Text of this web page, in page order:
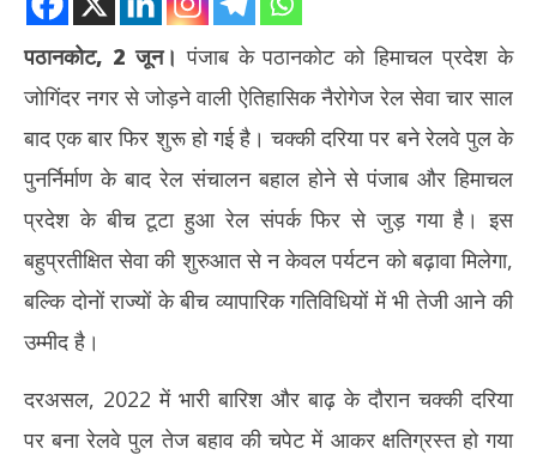
NOW VIEWING
यात्रियों के लिए खुशखबरी : ऐतिहासिक कांगड़ा घाटी नैरोगेज रेल सेवा 4 साल बाद
फिर से शुरू, देखें टाइमिंग
June
2026
पठानकोट, 2 जून। पंजाब के पठानकोट को हिमाचल प्रदेश के
जोगिंदर नगर से जोड़ने वाली ऐतिहासिक नैरोगेज रेल सेवा चार साल
बाद एक बार फिर शुरू हो गई है। चक्की दरिया पर बने रेलवे पुल के
पुनर्निर्माण के बाद रेल संचालन बहाल होने से पंजाब और हिमाचल
प्रदेश के बीच टूटा हुआ रेल संपर्क फिर से जुड़ गया है। इस
बहुप्रतीक्षित सेवा की शुरुआत से न केवल पर्यटन को बढ़ावा मिलेगा,
बल्कि दोनों राज्यों के बीच व्यापारिक गतिविधियों में भी तेजी आने की
उम्मीद है।
दरअसल, 2022 में भारी बारिश और बाढ़ के दौरान चक्की दरिया
पर बना रेलवे पुल तेज बहाव की चपेट में आकर क्षतिग्रस्त हो गया